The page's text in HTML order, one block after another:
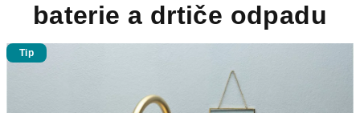
baterie a drtiče odpadu
Tip